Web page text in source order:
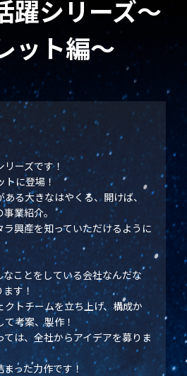
躍シリーズ～
ット編～
ーズです！
トに登場！
る大きなはやくる、開けば、
業紹介。
興産を知っていただけるように
なことをしている会社なんだな
ます！
トチームを立ち上げ、構成か
考案、製作！
は、全社からアイデアを募りま
った力作です！